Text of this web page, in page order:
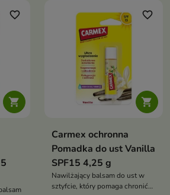

favorite_border

favorite_border
Carmex ochronna
Pomadka do ust Vanilla
SPF15 4,25 g
Nawilżający balsam do ust w
sztyfcie, który pomaga chronić